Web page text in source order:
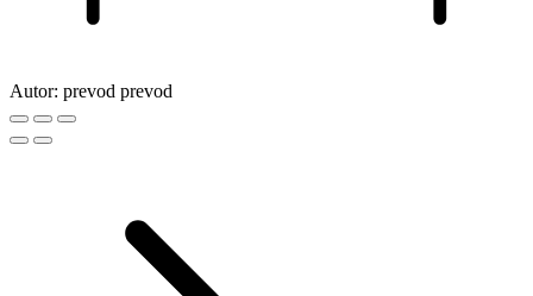
Autor: prevod prevod